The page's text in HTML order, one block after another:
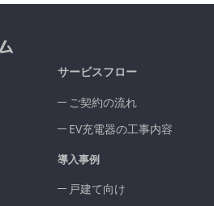
サービスフロー
ご契約の流れ
EV充電器の工事内容
導入事例
戸建て向け